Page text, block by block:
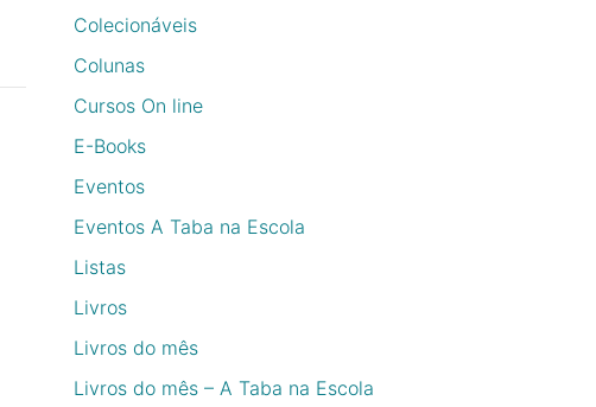
Colecionáveis
Colunas
Cursos On line
E-Books
Eventos
Eventos A Taba na Escola
Listas
Livros
Livros do mês
Livros do mês – A Taba na Escola